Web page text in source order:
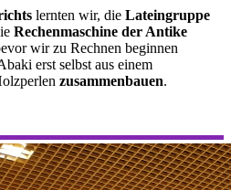
lernten wir, die Lateingruppe
Rechenmaschine der Antike
wir zu Rechnen beginnen
erst selbst aus einem
zusammenbauen.